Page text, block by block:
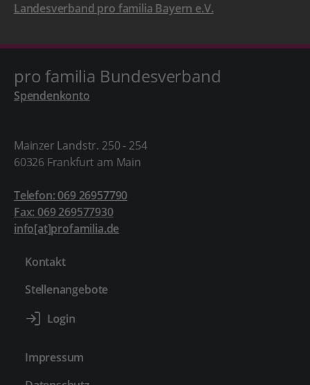
Landesverband pro familia Bayern e.V.
pro familia Bundesverband
Spendenkonto
Mainzer Landstr. 250 - 254
60326 Frankfurt am Main
Telefon: 069 26957790
Fax: 069 269577930
info[at]profamilia.de
Kontakt
Stellenangebote
Impressum